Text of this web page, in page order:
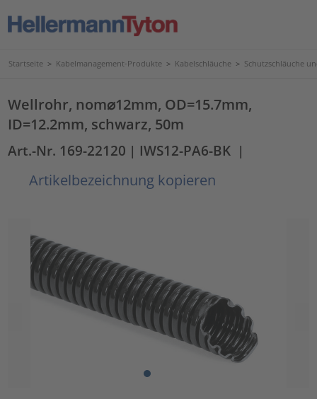
Startseite > Kabelmanagement-Produkte > Kabelschläuche > Schutzschläuche
Wellrohr, nom⌀12mm, OD=15.7mm,
ID=12.2mm, schwarz, 50m
Art.-Nr. 169-22120 | IWS12-PA6-BK |
Artikelbezeichnung kopieren